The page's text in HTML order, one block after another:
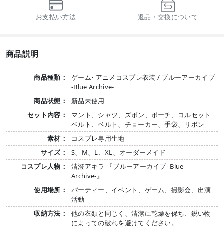
お支払い方法 返品・交換について
商品説明
商品種類：
ゲーム• アニメコスプレ衣装 / ブルーアーカイブ
-Blue Archive-
商品状態：
新品未使用
セット内容：
マント、シャツ、ズボン、ポーチ、コルセット
ベルト、ベルト、チョーカー、手袋、リボン
素材：
コスプレ専用生地
サイズ：
S、M、L、XL、オーダーメイド
コスプレ人物：
清澄アキラ 『ブルーアーカイブ -Blue
Archive-』
使用場所：
パーティー、イベント、ゲーム、撮影会、出演
活動
収納方法：
他の衣類と同じく、清潔に乾燥を保ち、鋭い物
によっての破れを避けてください。